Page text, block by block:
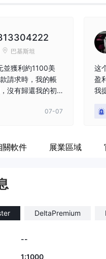
8
9
巴基斯坦
並獲利約1100美
請求時，我的帳
沒有歸還我的初
07-07
这
盈
我
關軟件 展業區域
DeltaPremium
--
1:1000